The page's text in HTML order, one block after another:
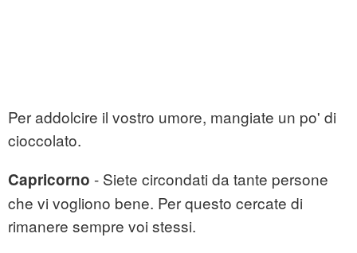
Per addolcire il vostro umore, mangiate un po' di
cioccolato.
Capricorno - Siete circondati da tante persone
che vi vogliono bene. Per questo cercate di
rimanere sempre voi stessi.